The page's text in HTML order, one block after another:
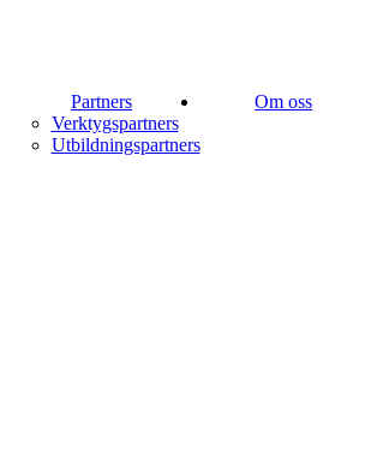
Partners
Verktygspartners
Utbildningspartners
Om oss